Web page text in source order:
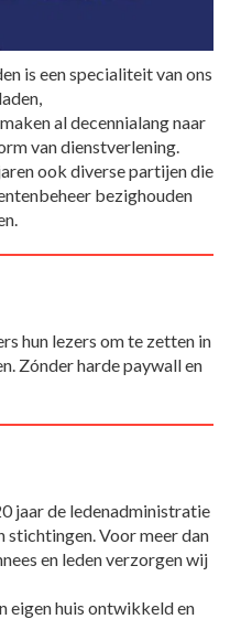
is een specialiteit van ons
al decennialang naar
van dienstverlening.
ook diverse partijen die
bezighouden
hun lezers om te zetten in
Zónder harde paywall en
jaar de ledenadministratie
stichtingen. Voor meer dan
en leden verzorgen wij
eigen huis ontwikkeld en